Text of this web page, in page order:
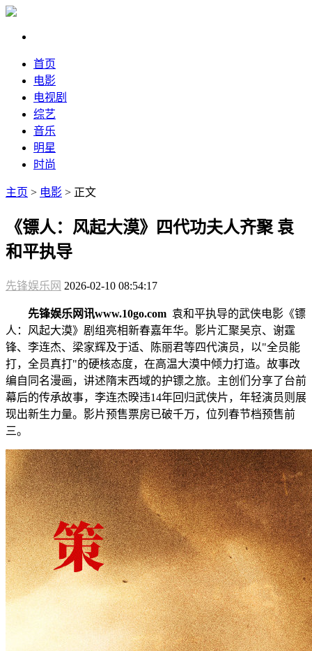
首页
电影
电视剧
综艺
音乐
明星
时尚
主页 > 电影 > 正文
《镖人：风起大漠》四代功夫人齐聚 袁
和平执导
先锋娱乐网 2026-02-10 08:54:17
先锋娱乐网讯www.10go.com 袁和平执导的武侠电影《镖
人：风起大漠》剧组亮相新春嘉年华。影片汇聚吴京、谢霆
锋、李连杰、梁家辉及于适、陈丽君等四代演员，以"全员能
打，全员真打"的硬核态度，在高温大漠中倾力打造。故事改
编自同名漫画，讲述隋末西域的护镖之旅。主创们分享了台前
幕后的传承故事，李连杰暌违14年回归武侠片，年轻演员则展
现出新生力量。影片预售票房已破千万，位列春节档预售前
三。